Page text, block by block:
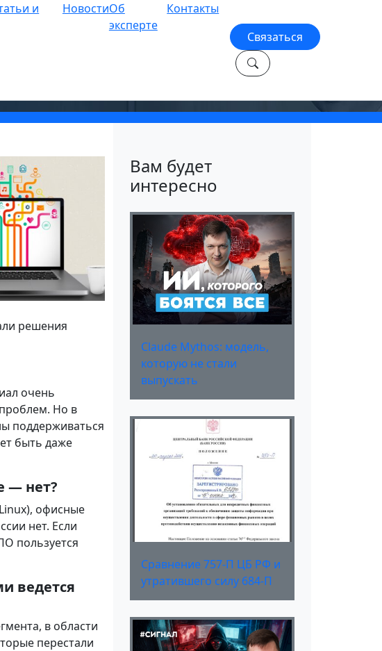
и
НовостиОб
эксперте
Контакты
Связаться
ПО?
решения
очень
Но в
поддерживаться
быть даже
— нет?
офисные
нет. Если
пользуется
ведется
в области
перестали
Вам будет
интересно
Claude Mythos: модель,
которую не стали
выпускать
Сравнение 757-П ЦБ РФ и
утратившего силу 684-П